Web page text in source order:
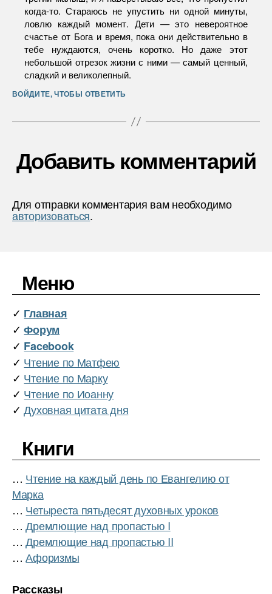
когда-то. Стараюсь не упустить ни одной минуты,
ловлю каждый момент. Дети — это невероятное
счастье от Бога и время, пока они действительно в
тебе нуждаются, очень коротко. Но даже этот
небольшой отрезок жизни с ними — самый ценный,
сладкий и великолепный.
ВОЙДИТЕ, ЧТОБЫ ОТВЕТИТЬ
Добавить комментарий
Для отправки комментария вам необходимо
авторизоваться.
Меню
✓ Главная
✓Форум
✓ Facebook
✓ Чтение по Матфею
✓ Чтение по Марку
✓ Чтение по Иоанну
✓Духовная цитата дня
Книги
… Чтение на каждый день по Евангелию от
Марка
… Четыреста пятьдесят духовных уроков
…Дремлющие над пропастью I
…Дремлющие над пропастью II
…Афоризмы
Рассказы